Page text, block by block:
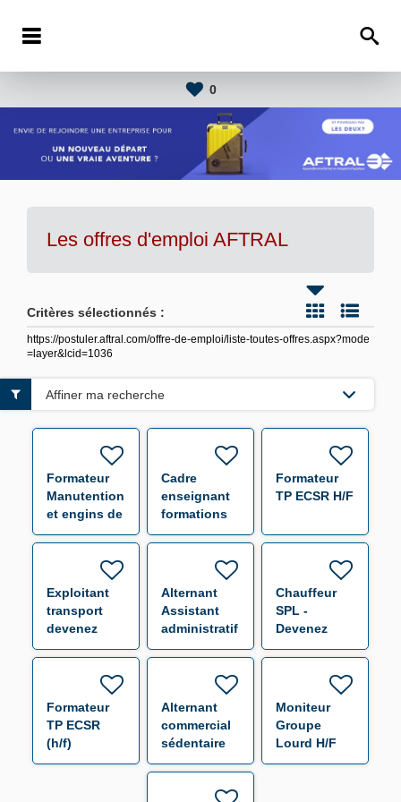
0
Les offres d'emploi AFTRAL
Critères sélectionnés :
https://postuler.aftral.com/offre-de-emploi/liste-toutes-offres.aspx?mode
=layer&lcid=1036
Formateur
Manutention
et engins de
chantier H/F
Cadre
enseignant
formations
supérieures
Formateur
TP ECSR H/F
Exploitant
transport
devenez
manager
Alternant
Assistant
administratif
H/F
Chauffeur
SPL -
Devenez
Formateur /
Formateur
TP ECSR
(h/f)
Alternant
commercial
sédentaire
H/F
Moniteur
Groupe
Lourd H/F
Affiner ma recherche